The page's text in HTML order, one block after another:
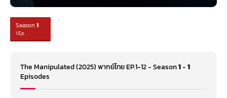
Season1
1 Ep.
The Manipulated (2025) พากย์ไทย EP.1-12 - Season1-1
Episodes